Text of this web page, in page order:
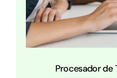
Procesador de